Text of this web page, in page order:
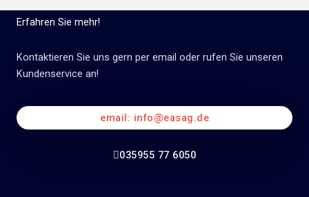
Erfahren Sie mehr!
Kontaktieren Sie uns gern per email oder rufen Sie unseren
Kundenservice an!
email: info@easag.de
035955 77 6050